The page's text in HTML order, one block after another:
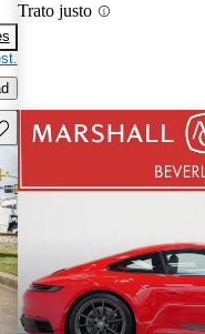
Trato justo
este Aviso